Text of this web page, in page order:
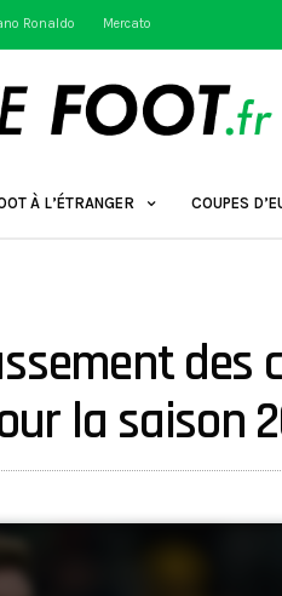
Ronaldo Mercato
À L’ÉTRANGER COUPES
des
la saison